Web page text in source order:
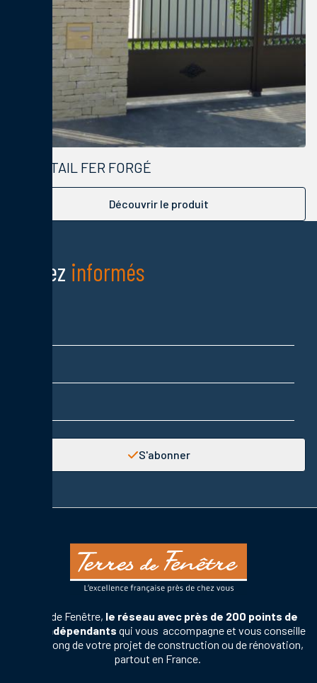
PORTAIL FER FORGÉ
Découvrir le produit
Restez informés
S'abonner
Terres de Fenêtre, le réseau avec près de 200 points de
vente indépendants qui vous accompagne et vous conseille
tout au long de votre projet de construction ou de rénovation,
partout en France.